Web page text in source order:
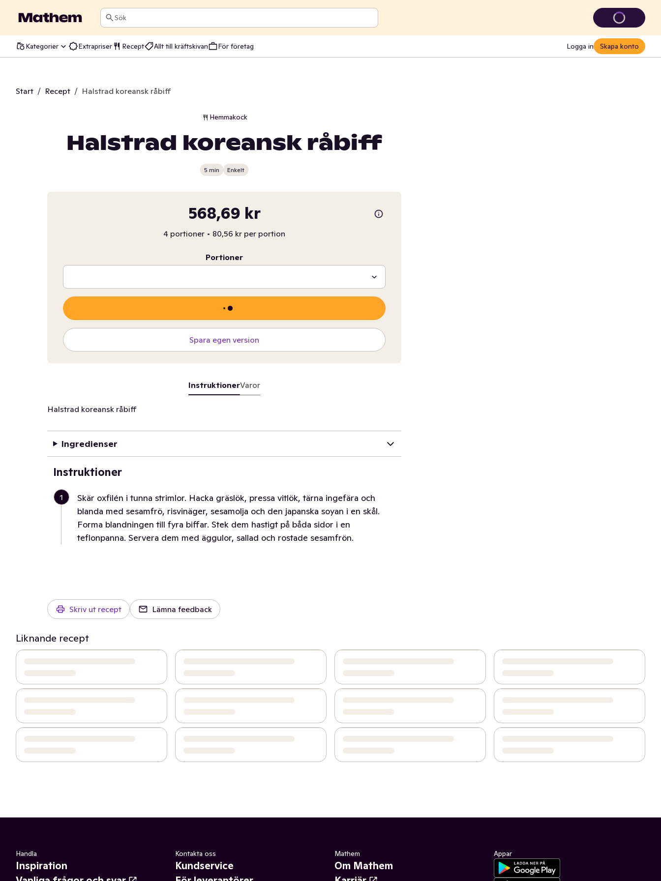
Sök
Kategorier Extrapriser Recept Allt till kräftskivan För företag Logga in Skapa konto
Start / Recept / Halstrad koreansk råbiff
Hemmakock
Halstrad koreansk råbiff
5 min Enkelt
568,69 kr
4 portioner • 80,56 kr per portion
Portioner
Spara egen version
InstruktionerVaror
Halstrad koreansk råbiff
Ingredienser
Instruktioner
1
Skär oxfilén i tunna strimlor. Hacka gräslök, pressa vitlök, tärna ingefära och
blanda med sesamfrö, risvinäger, sesamolja och den japanska soyan i en skål.
Forma blandningen till fyra biffar. Stek dem hastigt på båda sidor i en
teflonpanna. Servera dem med äggulor, sallad och rostade sesamfrön.
Skriv ut recept Lämna feedback
Liknande recept
Handla
Inspiration
Kontakta oss
Kundservice
Mathem
Om Mathem
Appar